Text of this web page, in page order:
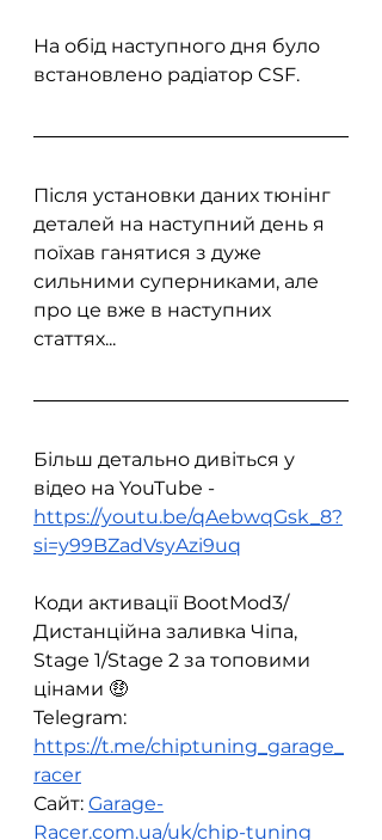
На обід наступного дня було
встановлено радіатор CSF.
Після установки даних тюнінг
деталей на наступний день я
поїхав ганятися з дуже
сильними суперниками, але
про це вже в наступних
статтях...
Більш детально дивіться у
відео на YouTube -
https://youtu.be/qAebwqGsk_8?
si=y99BZadVsyAzi9uq
Коди активації BootMod3/
Дистанційна заливка Чіпа,
Stage 1/Stage 2 за топовими
цінами 🤑
Telegram:
https://t.me/chiptuning_garage_
racer
Сайт: Garage-
Racer.com.ua/uk/chip-tuning